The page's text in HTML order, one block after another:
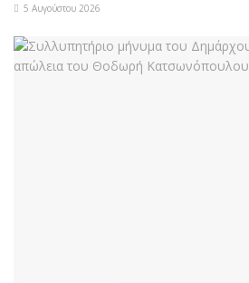
5 Αυγούστου 2026